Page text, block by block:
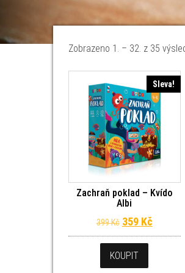
Zobrazeno 1. – 32. z 35
Sleva!
Zachraň poklad – Kvído
Albi
399Kč Původní cena
359 Kč
KOUPIT